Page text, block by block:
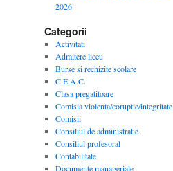
2026
Categorii
Activitati
Admitere liceu
Burse si rechizite scolare
C.E.A.C.
Clasa pregatitoare
Comisia violenta/coruptie/integritate
Comisii
Consiliul de administratie
Consiliul profesoral
Contabilitate
Documente manageriale